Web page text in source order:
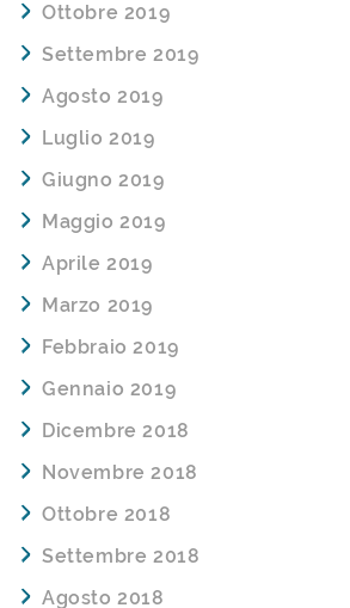
Ottobre 2019
Settembre 2019
Agosto 2019
Luglio 2019
Giugno 2019
Maggio 2019
Aprile 2019
Marzo 2019
Febbraio 2019
Gennaio 2019
Dicembre 2018
Novembre 2018
Ottobre 2018
Settembre 2018
Agosto 2018